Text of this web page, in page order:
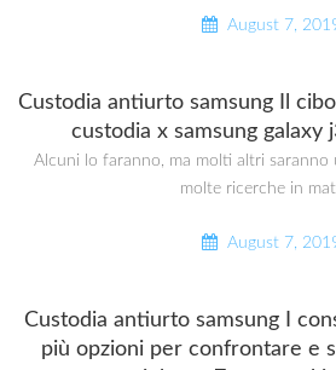
August 7,
Custodia antiurto samsung Il
custodia x samsung galaxy
Alcuni lo faranno, ma molti altri saranno
molte ricerche in
August 7,
Custodia antiurto samsung I
più opzioni per confrontare e